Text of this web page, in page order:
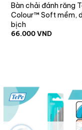
Bàn chải đánh răng
Colour™ Soft mềm,
bịch
66.000VND